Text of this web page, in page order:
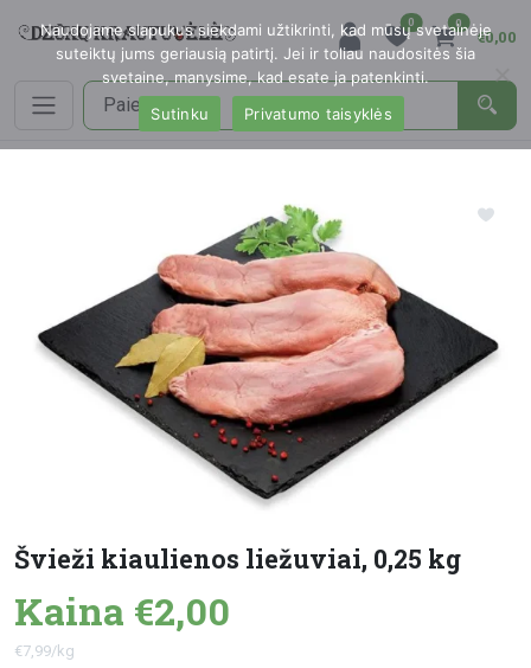
0 0
€0,00
Švieži kiaulienos liežuviai, 0,25 kg
Kaina €2,00
€7,99/kg
Naudojame slapukus siekdami užtikrinti, kad mūsų svetainėje
suteiktų jums geriausią patirtį. Jei ir toliau naudositės šia
svetaine, manysime, kad esate ja patenkinti.
Sutinku
Privatumo taisyklės